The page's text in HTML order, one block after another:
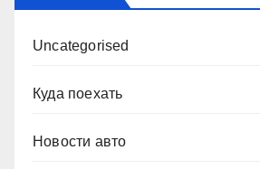
Uncategorised
Куда поехать
Новости авто